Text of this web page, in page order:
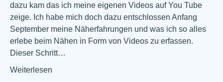
dazu kam das ich meine eigenen Videos auf You Tube
zeige. Ich habe mich doch dazu entschlossen Anfang
September meine Näherfahrungen und was ich so alles
erlebe beim Nähen in Form von Videos zu erfassen.
Dieser Schritt…
Weiterlesen